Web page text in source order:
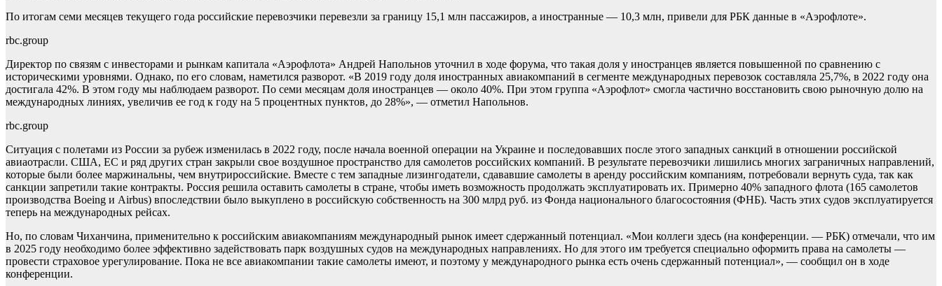
По итогам семи месяцев текущего года российские перевозчики перевезли за границу 15,1 млн пассажиров, а иностранные — 10,3 млн, привели для РБК данные в «Аэрофлоте».
rbc.group
Директор по связям с инвесторами и рынкам капитала «Аэрофлота» Андрей Напольнов уточнил в ходе форума, что такая доля у иностранцев является повышенной по сравнению с
историческими уровнями. Однако, по его словам, наметился разворот. «В 2019 году доля иностранных авиакомпаний в сегменте международных перевозок составляла 25,7%, в 2022 году она
достигала 42%. В этом году мы наблюдаем разворот. По семи месяцам доля иностранцев — около 40%. При этом группа «Аэрофлот» смогла частично восстановить свою рыночную долю на
международных линиях, увеличив ее год к году на 5 процентных пунктов, до 28%», — отметил Напольнов.
rbc.group
Ситуация с полетами из России за рубеж изменилась в 2022 году, после начала военной операции на Украине и последовавших после этого западных санкций в отношении российской
авиаотрасли. США, ЕС и ряд других стран закрыли свое воздушное пространство для самолетов российских компаний. В результате перевозчики лишились многих заграничных направлений,
которые были более маржинальны, чем внутрироссийские. Вместе с тем западные лизингодатели, сдававшие самолеты в аренду российским компаниям, потребовали вернуть суда, так как
санкции запретили такие контракты. Россия решила оставить самолеты в стране, чтобы иметь возможность продолжать эксплуатировать их. Примерно 40% западного флота (165 самолетов
производства Boeing и Airbus) впоследствии было выкуплено в российскую собственность на 300 млрд руб. из Фонда национального благосостояния (ФНБ). Часть этих судов эксплуатируется
теперь на международных рейсах.
Но, по словам Чиханчина, применительно к российским авиакомпаниям международный рынок имеет сдержанный потенциал. «Мои коллеги здесь (на конференции. — РБК) отмечали, что им
в 2025 году необходимо более эффективно задействовать парк воздушных судов на международных направлениях. Но для этого им требуется специально оформить права на самолеты —
провести страховое урегулирование. Пока не все авиакомпании такие самолеты имеют, и поэтому у международного рынка есть очень сдержанный потенциал», — сообщил он в ходе
конференции.